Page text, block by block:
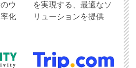
ウ
化
を実現する、最適なソ
リューションを提供